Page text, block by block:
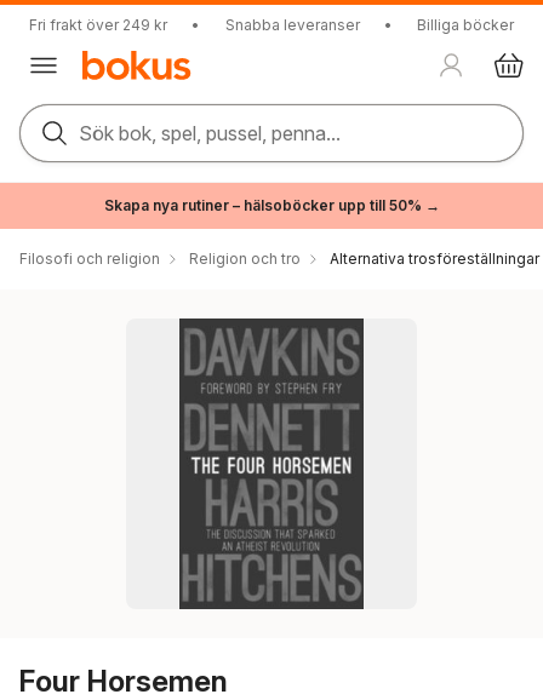
Fri frakt över 249 kr • Snabba leveranser • Billiga böcker
Sök bok, spel, pussel, penna...
Skapa nya rutiner – hälsoböcker upp till 50% →
Filosofi och religion Religion och tro Alternativa trosföreställningar
Four Horsemen